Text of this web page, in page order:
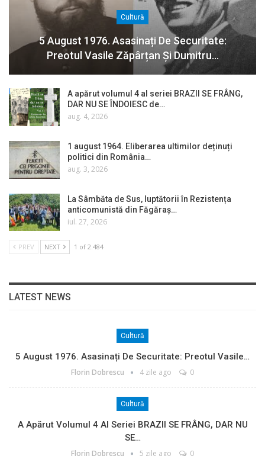
Cultură
5 August 1976. Asasinați De Securitate:
Preotul Vasile Zăpârțan Și Dumitru…
A apărut volumul 4 al seriei BRAZII SE FRÂNG,
DAR NU SE ÎNDOIESC de…
aug. 4, 2026
1 august 1964. Eliberarea ultimilor deținuți
politici din România…
aug. 3, 2026
La Sâmbăta de Sus, luptătorii în Rezistența
anticomunistă din Făgăraș…
iul. 27, 2026
PREV NEXT 1 of 2.484
LATEST NEWS
Cultură
5 August 1976. Asasinați De Securitate: Preotul Vasile…
Florin Dobrescu 4 zile ago 0
Cultură
A Apărut Volumul 4 Al Seriei BRAZII SE FRÂNG, DAR NU
SE…
Florin Dobrescu 5 zile ago 0